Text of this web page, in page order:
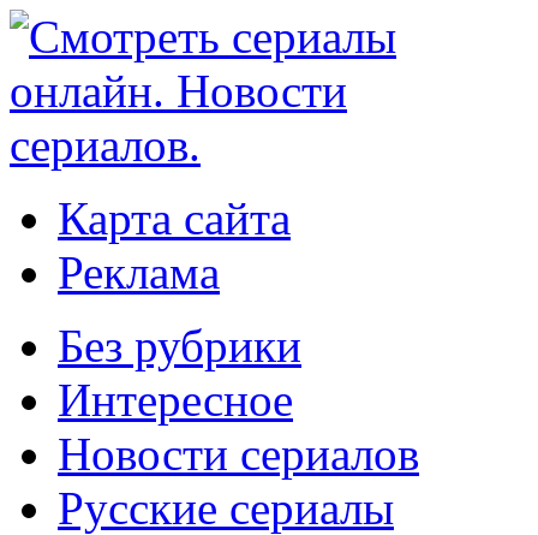
Карта сайта
Реклама
Без рубрики
Интересное
Новости сериалов
Русские сериалы